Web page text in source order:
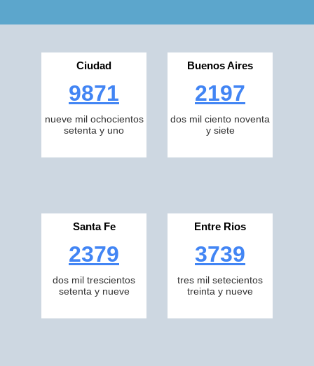
Ciudad
9871
nueve mil ochocientos
setenta y uno
Buenos Aires
2197
dos mil ciento noventa
y siete
Santa Fe
2379
dos mil trescientos
setenta y nueve
Entre Rios
3739
tres mil setecientos
treinta y nueve